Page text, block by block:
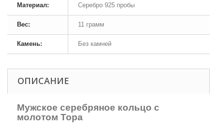
Материал: Серебро 925 пробы
Вес: 11 грамм
Камень: Без камней
ОПИСАНИЕ
Мужское серебряное кольцо с
молотом Тора